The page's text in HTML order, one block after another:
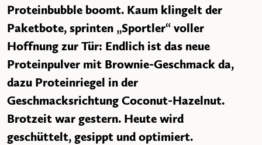
Proteinbubble boomt. Kaum klingelt der
Paketbote, sprinten „Sportler“ voller
Hoffnung zur Tür: Endlich ist das neue
Proteinpulver mit Brownie-Geschmack da,
dazu Proteinriegel in der
Geschmacksrichtung Coconut-Hazelnut.
Brotzeit war gestern. Heute wird
geschüttelt, gesippt und optimiert.